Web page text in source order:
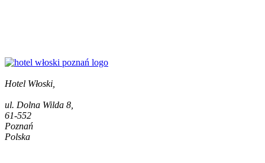
Hotel Włoski,
ul. Dolna Wilda 8,
61-552
Poznań
Polska